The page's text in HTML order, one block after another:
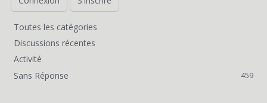
L
i
e
Toutes les catégories
Discussions récentes
Activité
Sans Réponse
459